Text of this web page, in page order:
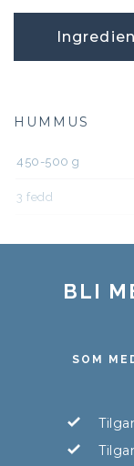
HUMMUS
450-500 g
3 fedd
BLI
SOM